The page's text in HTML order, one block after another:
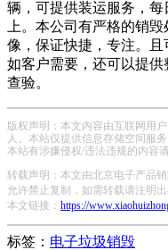
辆，可提供装运服务，
上。本公司有严格的销
像，保证快捷，专注。且
如客户需要，还可以提
查验。
版权声明：本文内容由互联网用
人。本站仅提供信息存储空间服
本站有涉嫌侵权/违法违规的内容
转载声明：本文由北京电子产品
允许禁止复制，如需转载请注明出
本文链接： https://
标签： 电子垃圾销毁